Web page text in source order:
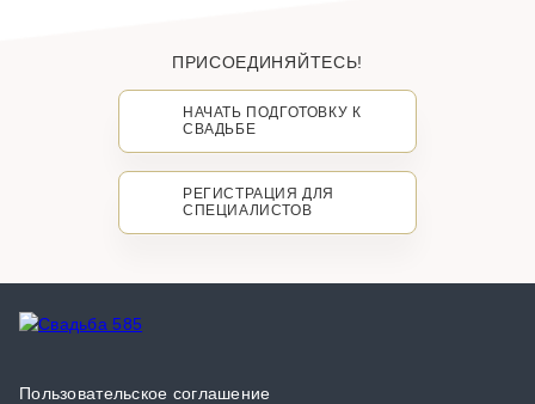
ПРИСОЕДИНЯЙТЕСЬ!
НАЧАТЬ ПОДГОТОВКУ К
СВАДЬБЕ
РЕГИСТРАЦИЯ ДЛЯ
СПЕЦИАЛИСТОВ
Пользовательское соглашение